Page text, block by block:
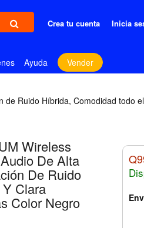
Crea tu cuenta Inicia
Ayuda Vender
de Ruido Híbrida, Comodidad todo
Wireless
De Alta
De Ruido
Clara
Color Negro